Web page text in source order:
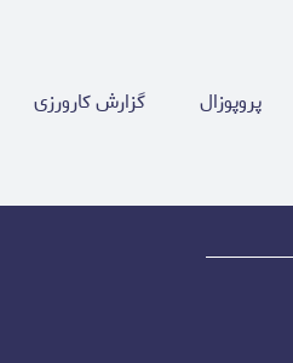
پروپوزال گزارش کارورزی